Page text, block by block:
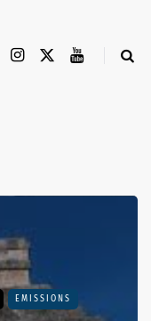
EMISSIONS